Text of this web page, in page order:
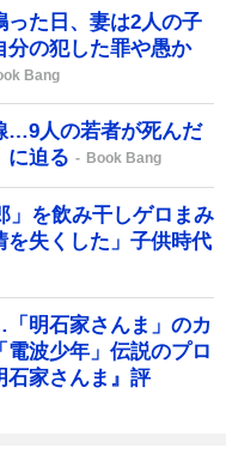
った日、妻は2人の子
の犯した罪や愚か
Bang
…9人の若者が死んだ
に迫る
Book Bang
」を飲み干しゲロまみ
失くした」子供時代
明石家さんま」のカ
波少年」伝説のプロ
石家さんま』評